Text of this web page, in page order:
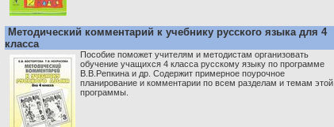
Методический комментарий к учебнику русского языка для 4
класса
Пособие поможет учителям и методистам организовать
обучение учащихся 4 класса русскому языку по программе
В.В.Репкина и др. Содержит примерное поурочное
планирование и комментарии по всем разделам и темам этой
программы.